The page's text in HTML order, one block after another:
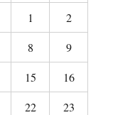
1
2
8
9
15
16
22
23